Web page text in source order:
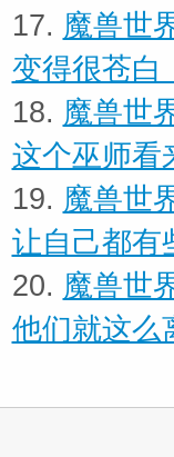
17. 魔兽世
变得很苍白
18. 魔兽世
这个巫师看
19. 魔兽世
让自己都有
20. 魔兽世
他们就这么